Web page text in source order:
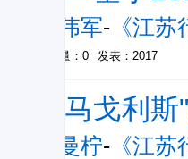
钟伟军- 《江苏
被引量：0 发表：2017
论马戈利
殷曼柠- 《江苏